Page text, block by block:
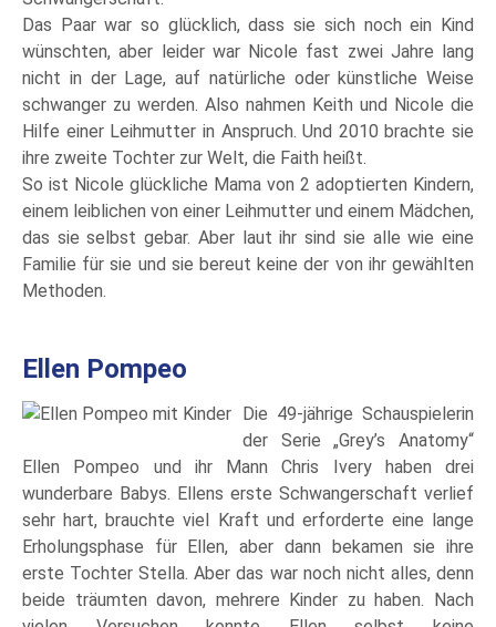
Das Paar war so glücklich, dass sie sich noch ein Kind
wünschten, aber leider war Nicole fast zwei Jahre lang
nicht in der Lage, auf natürliche oder künstliche Weise
schwanger zu werden. Also nahmen Keith und Nicole die
Hilfe einer Leihmutter in Anspruch. Und 2010 brachte sie
ihre zweite Tochter zur Welt, die Faith heißt.
So ist Nicole glückliche Mama von 2 adoptierten Kindern,
einem leiblichen von einer Leihmutter und einem Mädchen,
das sie selbst gebar. Aber laut ihr sind sie alle wie eine
Familie für sie und sie bereut keine der von ihr gewählten
Methoden.
Ellen Pompeo
Die 49-jährige Schauspielerin
der Serie „Grey’s Anatomy“
Ellen Pompeo und ihr Mann Chris Ivery haben drei
wunderbare Babys. Ellens erste Schwangerschaft verlief
sehr hart, brauchte viel Kraft und erforderte eine lange
Erholungsphase für Ellen, aber dann bekamen sie ihre
erste Tochter Stella. Aber das war noch nicht alles, denn
beide träumten davon, mehrere Kinder zu haben. Nach